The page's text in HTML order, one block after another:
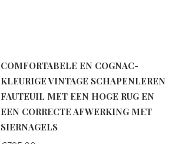
COMFORTABELE EN COGNAC-
KLEURIGE VINTAGE SCHAPENLEREN
FAUTEUIL MET EEN HOGE RUG EN
EEN CORRECTE AFWERKING MET
SIERNAGELS